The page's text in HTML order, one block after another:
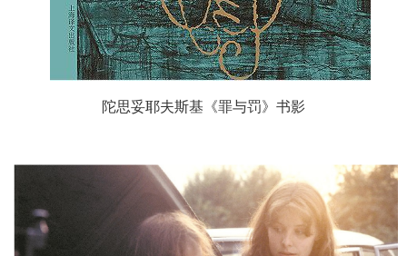
陀思妥耶夫斯基《罪与罚》书影